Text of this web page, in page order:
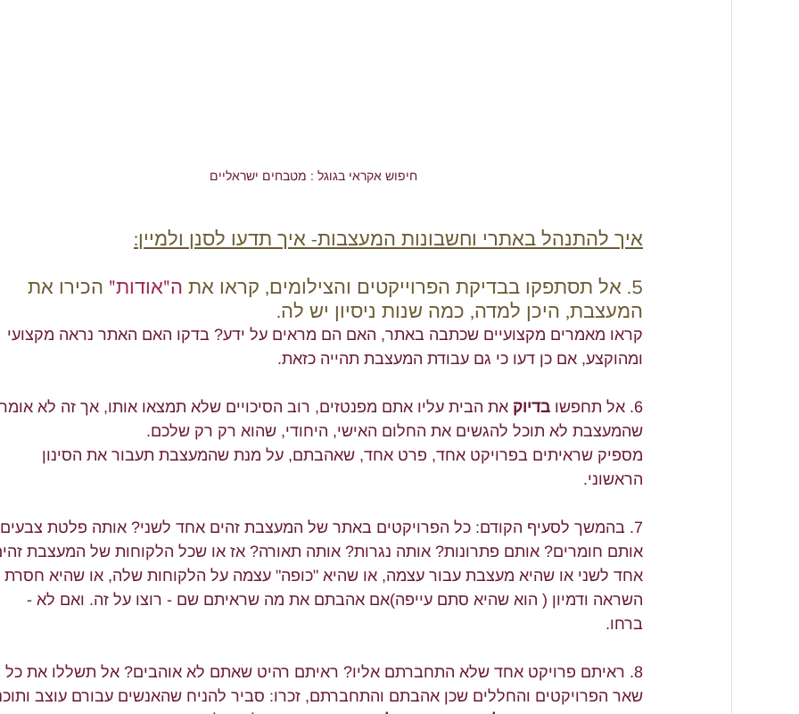
חיפוש אקראי בגוגל : מטבחים ישראליים
איך להתנהל באתרי וחשבונות המעצבות- איך תדעו לסנן ולמיין:
5. אל תסתפקו בבדיקת הפרוייקטים והצילומים, קראו את ה"אודות" הכירו את
המעצבת, היכן למדה, כמה שנות ניסיון יש לה.
קראו מאמרים מקצועיים שכתבה באתר, האם הם מראים על ידע? בדקו האם האתר נראה מקצועי
ומהוקצע, אם כן דעו כי גם עבודת המעצבת תהייה כזאת.
6. אל תחפשו בדיוק את הבית עליו אתם מפנטזים, רוב הסיכויים שלא תמצאו אותו, אך זה לא
שהמעצבת לא תוכל להגשים את החלום האישי, היחודי, שהוא רק רק שלכם.
מספיק שראיתים בפרויקט אחד, פרט אחד, שאהבתם, על מנת שהמעצבת תעבור את הסינון
הראשוני.
7. בהמשך לסעיף הקודם: כל הפרויקטים באתר של המעצבת זהים אחד לשני? אותה פלטת
אותם חומרים? אותם פתרונות? אותה נגרות? אותה תאורה? אז או שכל הלקוחות של המעצבת
אחד לשני או שהיא מעצבת עבור עצמה, או שהיא "כופה" עצמה על הלקוחות שלה, או שהיא חסרת
השראה ודמיון ( הוא שהיא סתם עייפה)אם אהבתם את מה שראיתם שם - רוצו על זה. ואם לא -
ברחו.
8. ראיתם פרויקט אחד שלא התחברתם אליו? ראיתם רהיט שאתם לא אוהבים? אל תשללו את כל
שאר הפרויקטים והחללים שכן אהבתם והתחברתם, זכרו: סביר להניח שהאנשים עבורם עוצב